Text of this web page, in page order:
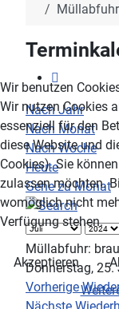
Nach Jahr
Nach Monat
Nach Woche
Heute
Gehe zu Monat
Müllabfuhr:
Donnerstag,
Vorherige
Wir benutzen
Wir nutzen Cookies
essenziell für den
diese Website und
Cookies). Sie
zulassen möchten.
womöglich nicht
Verfügung stehen.
Akzeptieren